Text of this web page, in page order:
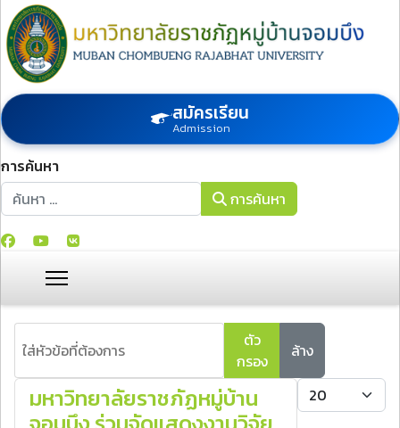
สมัครเรียน
Admission
การค้นหา
การค้นหา
การค้นหา
ตัว
กรอง
ล้าง
แสดง #
มหาวิทยาลัยราชภัฏหมู่บ้าน